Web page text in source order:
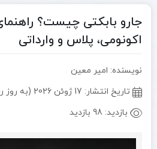
جارو بابکتی چیست؟
اکونومی، پلاس و وارداتی
نویسنده: امیر معین
تاریخ انتشار: 17 ژوئن 2026 (به روز رسانی در: 17 ژوئن 2026)
بازدید: 98 بازدید